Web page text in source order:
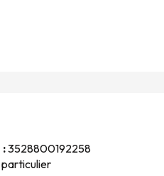
3528800192258